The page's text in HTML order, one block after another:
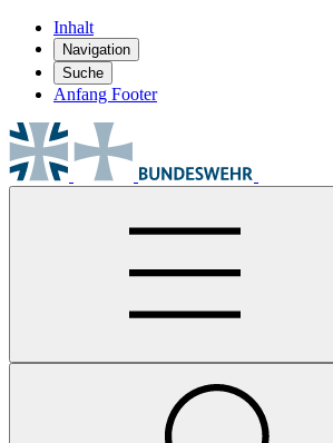
Inhalt
Navigation
Suche
Anfang Footer